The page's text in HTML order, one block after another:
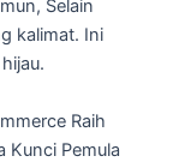
Selain
kalimat. Ini
Raih
Kunci Pemula